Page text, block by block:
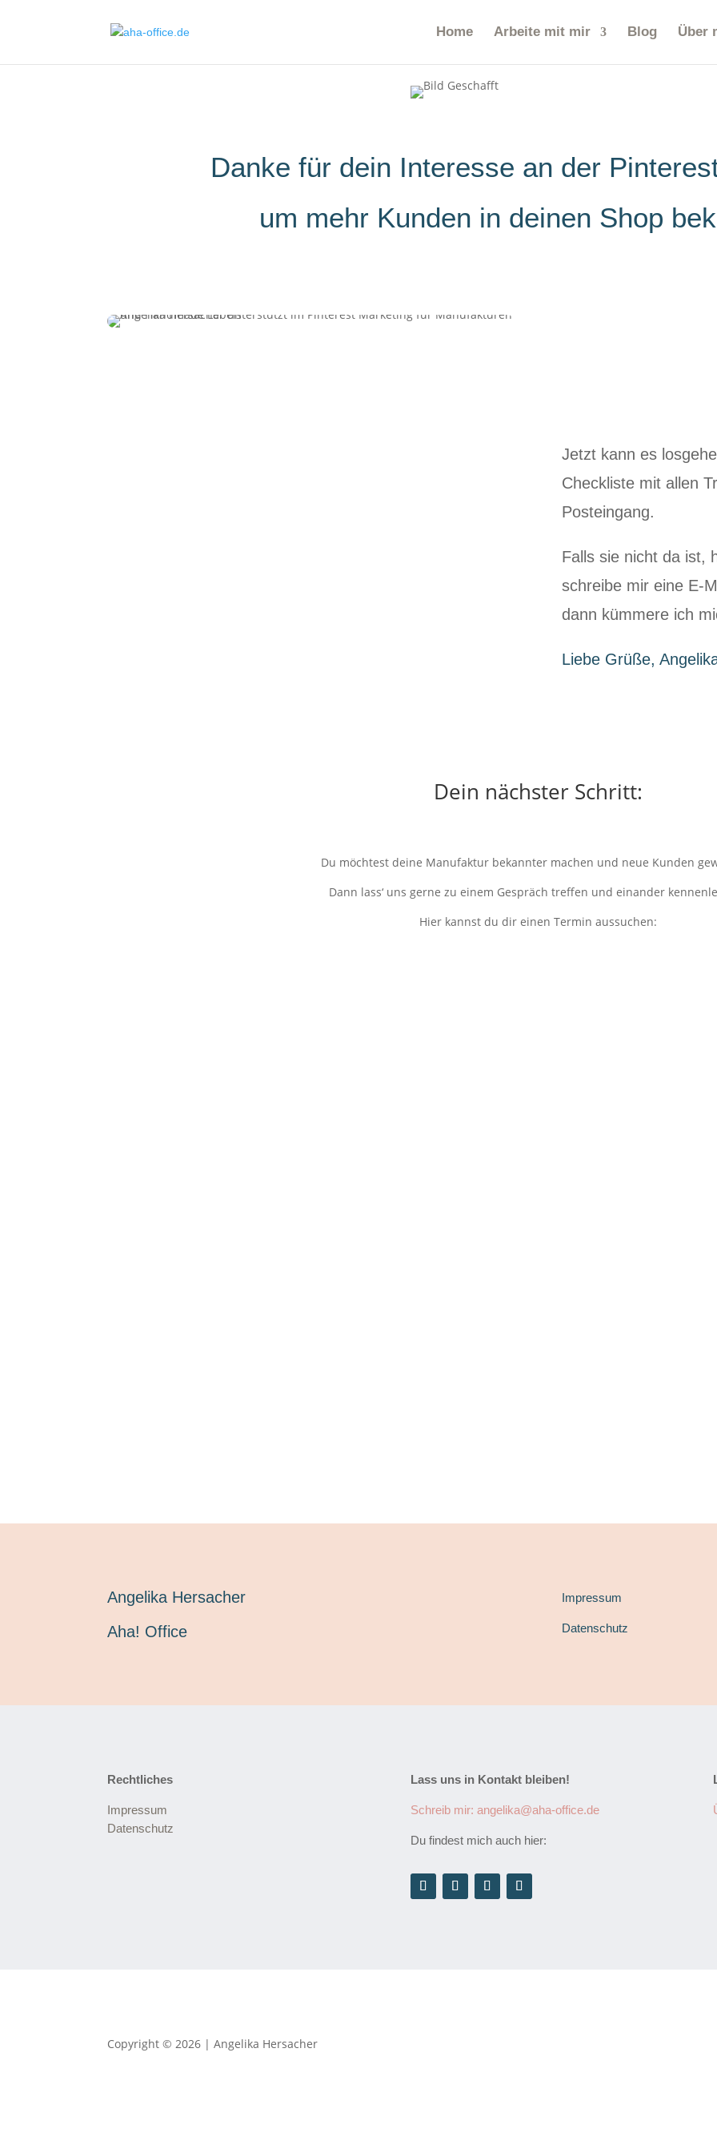
Home Arbeite mit mir Blog Über
Danke für dein Interesse an der
um mehr Kunden in deinen Shop
Jetzt kann es
Checkliste mit allen
Posteingang.
Falls sie nicht da ist,
schreibe mir eine E-
dann kümmere ich
Liebe Grüße,
Dein nächster Schritt:
Du möchtest deine Manufaktur bekannter machen und neue Kunden
Dann lass‘ uns gerne zu einem Gespräch treffen und einander
Hier kannst du dir einen Termin aussuchen:
Angelika Hersacher
Aha! Office
Impressum
Datenschutz
Rechtliches
Impressum
Datenschutz
Lass uns in Kontakt bleiben!
Schreib mir: angelika@aha-office.de
Du findest mich auch hier:
Copyright © 2026 | Angelika Hersacher